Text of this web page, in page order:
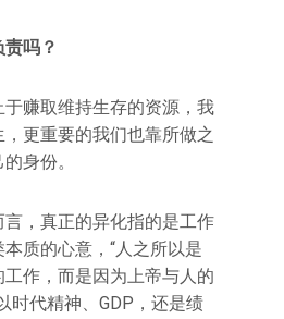
吗？
赚取维持生存的资源，我
更重要的我们也靠所做之
身份。
，真正的异化指的是工作
质的心意，“人之所以是
作，而是因为上帝与人的
时代精神、GDP，还是绩